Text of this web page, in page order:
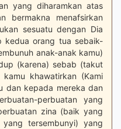
yang diharamkan atas
bermakna menafsirkan
sesuatu dengan Dia
kedua orang tua sebaik-
anak-anak kamu)
(karena) sebab (takut
khawatirkan (Kami
dan kepada mereka dan
perbuatan yang
zina (baik yang
tersembunyi) yang